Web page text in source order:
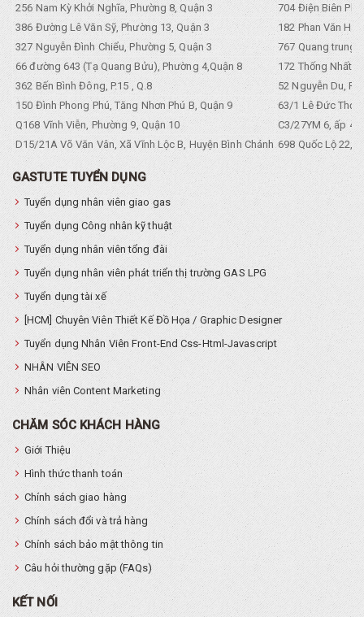
256 Nam Kỳ Khởi Nghĩa, Phường 8, Quận 3
704 Điện Biên
386 Đường Lê Văn Sỹ, Phường 13, Quận 3
182 Phan Văn
327 Nguyễn Đình Chiểu, Phường 5, Quận 3
767 Quang trung,
66 đường 643 (Tạ Quang Bửu), Phường 4,Quận 8
172 Thống Nhất.
362 Bến Bình Đông, P.15 , Q.8
52 Nguyễn Du,
150 Đình Phong Phú, Tăng Nhơn Phú B, Quận 9
63/1 Lê Đức Thọ,
Q168 Vĩnh Viễn, Phường 9, Quận 10
C3/27YM 6, ấp 4,
D15/21A Võ Văn Vân, Xã Vĩnh Lộc B, Huyện Bình Chánh 698 Quốc Lộ 22,
GASTUTE TUYỂN DỤNG
Tuyển dụng nhân viên giao gas
Tuyển dụng Công nhân kỹ thuật
Tuyển dụng nhân viên tổng đài
Tuyển dụng nhân viên phát triển thị trường GAS LPG
Tuyển dụng tài xế
[HCM] Chuyên Viên Thiết Kế Đồ Họa / Graphic Designer
Tuyển dụng Nhân Viên Front-End Css-Html-Javascript
NHÂN VIÊN SEO
Nhân viên Content Marketing
CHĂM SÓC KHÁCH HÀNG
Giới Thiệu
Hình thức thanh toán
Chính sách giao hàng
Chính sách đổi và trả hàng
Chính sách bảo mật thông tin
Câu hỏi thường gặp (FAQs)
KẾT NỐI